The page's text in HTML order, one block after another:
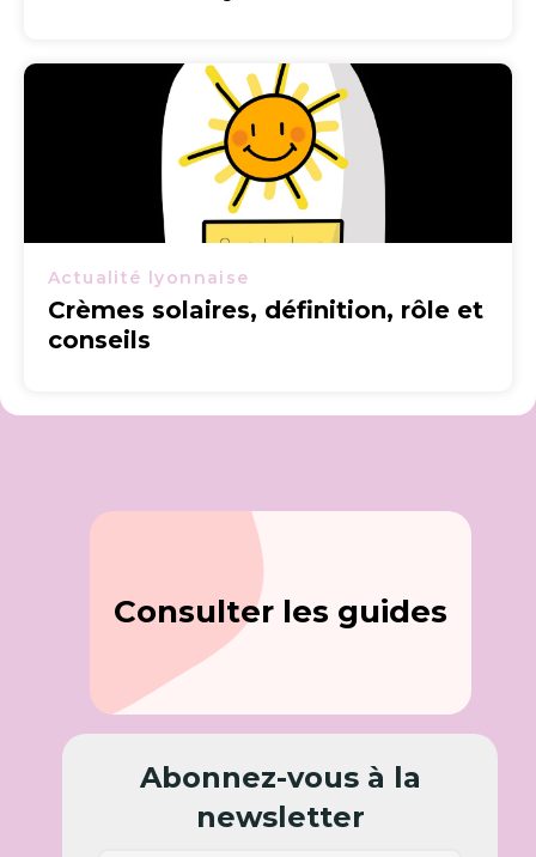
Actualité lyonnaise
Crèmes solaires, définition, rôle et
conseils
Consulter les guides
Abonnez-vous à la
newsletter